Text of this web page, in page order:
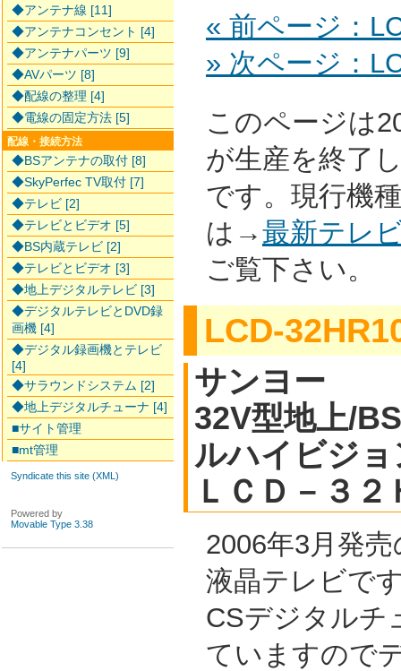
« 前ページ：
» 次ページ：
このページは
が生産を終了
です。現行機
は→最新テレ
ご覧下さい。
LCD-
サンヨー
32V型地上/
ルハイビジ
ＬＣＤ－３
2006年3月発
液晶テレビで
CSデジタルチ
ていますので
◆アンテナ線 [11]
◆アンテナコンセント [4]
◆アンテナパーツ [9]
◆AVパーツ [8]
◆配線の整理 [4]
◆電線の固定方法 [5]
配線・接続方法
◆BSアンテナの取付 [8]
◆SkyPerfec TV取付 [7]
◆テレビ [2]
◆テレビとビデオ [5]
◆BS内蔵テレビ [2]
◆テレビとビデオ [3]
◆地上デジタルテレビ [3]
◆デジタルテレビとDVD録
画機 [4]
◆デジタル録画機とテレビ
[4]
◆サラウンドシステム [2]
◆地上デジタルチューナ [4]
■サイト管理
■mt管理
Syndicate this site (XML)
Powered by
Movable Type 3.38